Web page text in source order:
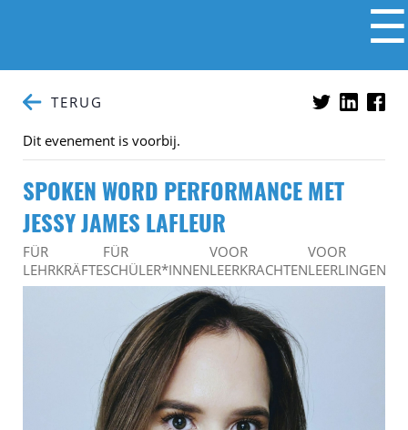
☰
TERUG
Dit evenement is voorbij.
SPOKEN WORD PERFORMANCE MET
JESSY JAMES LAFLEUR
FÜR
LEHRKRÄFTE
FÜR
SCHÜLER*INNEN
VOOR
LEERKRACHTEN
VOOR
LEERLINGEN